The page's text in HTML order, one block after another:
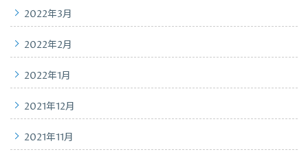
2022年3月
2022年2月
2022年1月
2021年12月
2021年11月